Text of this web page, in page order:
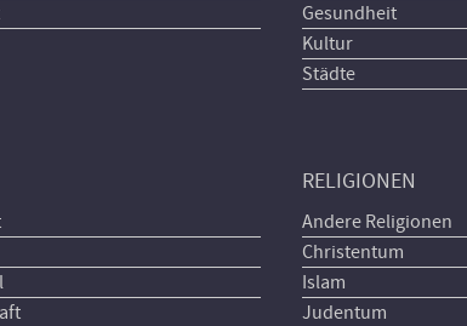
Gesundheit
Kultur
Städte
RELIGIONEN
Andere Religionen
Christentum
Islam
Judentum